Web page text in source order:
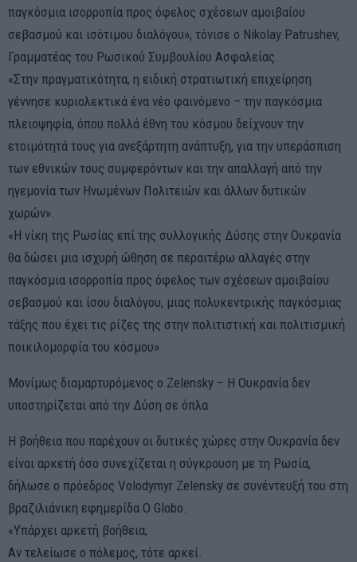
παγκόσμια ισορροπία προς όφελος σχέσεων αμοιβαίου
σεβασμού και ισότιμου διαλόγου», τόνισε ο Nikolay Patrushev,
Γραμματέας του Ρωσικού Συμβουλίου Ασφαλείας.
«Στην πραγματικότητα, η ειδική στρατιωτική επιχείρηση
γέννησε κυριολεκτικά ένα νέο φαινόμενο – την παγκόσμια
πλειοψηφία, όπου πολλά έθνη του κόσμου δείχνουν την
ετοιμότητά τους για ανεξάρτητη ανάπτυξη, για την υπεράσπιση
των εθνικών τους συμφερόντων και την απαλλαγή από την
ηγεμονία των Ηνωμένων Πολιτειών και άλλων δυτικών
χωρών».
«Η νίκη της Ρωσίας επί της συλλογικής Δύσης στην Ουκρανία
θα δώσει μια ισχυρή ώθηση σε περαιτέρω αλλαγές στην
παγκόσμια ισορροπία προς όφελος των σχέσεων αμοιβαίου
σεβασμού και ίσου διαλόγου, μιας πολυκεντρικής παγκόσμιας
τάξης που έχει τις ρίζες της στην πολιτιστική και πολιτισμική
ποικιλομορφία του κόσμου»
Μονίμως διαμαρτυρόμενος ο Zelensky – Η Ουκρανία δεν
υποστηρίζεται από την Δύση σε όπλα
Η βοήθεια που παρέχουν οι δυτικές χώρες στην Ουκρανία δεν
είναι αρκετή όσο συνεχίζεται η σύγκρουση με τη Ρωσία,
δήλωσε ο πρόεδρος Volodymyr Zelensky σε συνέντευξή του στη
βραζιλιάνικη εφημερίδα O Globo.
«Υπάρχει αρκετή βοήθεια;
Αν τελείωσε ο πόλεμος, τότε αρκεί.